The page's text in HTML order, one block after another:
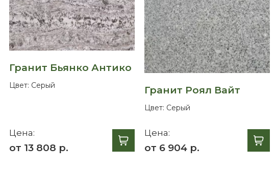
Гранит Бьянко Антико
Цвет: Серый
Цена:
от 13 808 р.
Гранит Роял Вайт
Цвет: Серый
Цена:
от 6 904 р.